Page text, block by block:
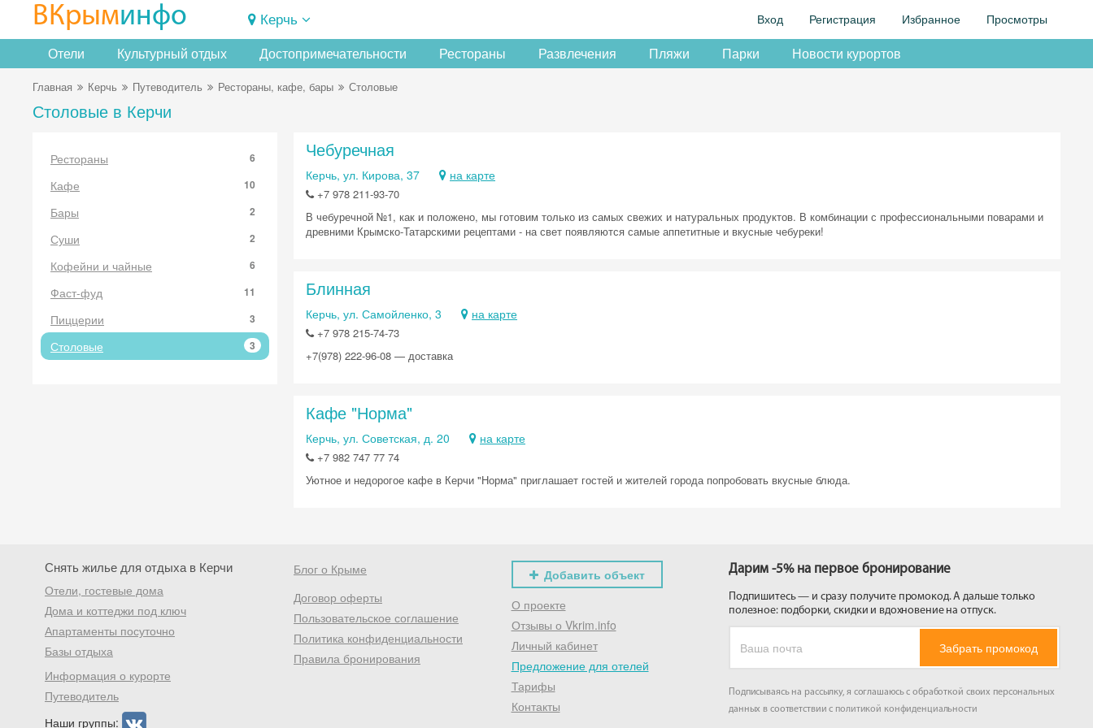
ВКрыминфо Керчь Вход Регистрация Избранное Просмотры
Отели Культурный отдых Достопримечательности Рестораны Развлечения Пляжи Парки Новости курортов
Главная Керчь Путеводитель Рестораны, кафе, бары Столовые
Столовые в Керчи
Рестораны 6
Кафе 10
Бары 2
Суши 2
Кофейни и чайные 6
Фаст-фуд 11
Пиццерии 3
Столовые 3
Чебуречная
Керчь, ул. Кирова, 37 на карте
+7 978 211-93-70
В чебуречной №1, как и положено, мы готовим только из самых свежих и натуральных продуктов. В комбинации с профессиональными поварами и
древними Крымско-Татарскими рецептами - на свет появляются самые аппетитные и вкусные чебуреки!
Блинная
Керчь, ул. Самойленко, 3 на карте
+7 978 215-74-73
+7(978) 222-96-08 — доставка
Кафе "Норма"
Керчь, ул. Советская, д. 20 на карте
+7 982 747 77 74
Уютное и недорогое кафе в Керчи "Норма" приглашает гостей и жителей города попробовать вкусные блюда.
Снять жилье для отдыха в Керчи
Отели, гостевые дома
Дома и коттеджи под ключ
Апартаменты посуточно
Базы отдыха
Информация о курорте
Путеводитель
Наши группы:
Блог о Крыме
Договор оферты
Пользовательское соглашение
Политика конфиденциальности
Правила бронирования
Добавить объект
О проекте
Отзывы о Vkrim.info
Личный кабинет
Предложение для отелей
Тарифы
Контакты
Дарим -5% на первое бронирование
Подпишитесь — и сразу получите промокод. А дальше только
полезное: подборки, скидки и вдохновение на отпуск.
Забрать промокод
Подписываясь на рассылку, я соглашаюсь с обработкой своих персональных
данных в соответствии с политикой конфиденциальности